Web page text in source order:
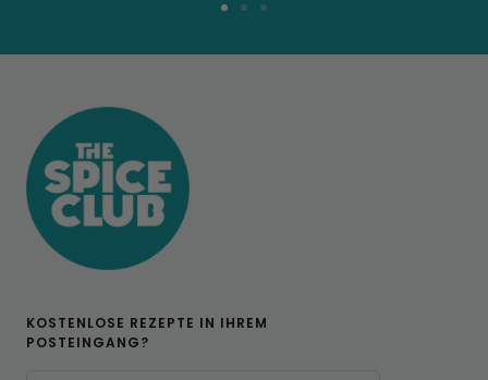
Zur Zur Zur
KOSTENLOSE REZEPTE IN IHREM
POSTEINGANG?